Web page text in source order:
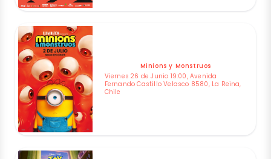
Minions y Monstruos
Viernes 26 de Junio 19:00, Avenida
Fernando Castillo Velasco 8580, La Reina,
Chile